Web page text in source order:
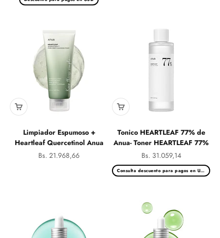
Limpiador Espumoso +
Heartleaf Quercetinol Anua
Precio de oferta
Bs. 21.968,66
Tonico HEARTLEAF 77% de
Anua- Toner HEARTLEAF 77%
Precio de oferta
Bs. 31.059,14
Consulta descuento para pagos en USD